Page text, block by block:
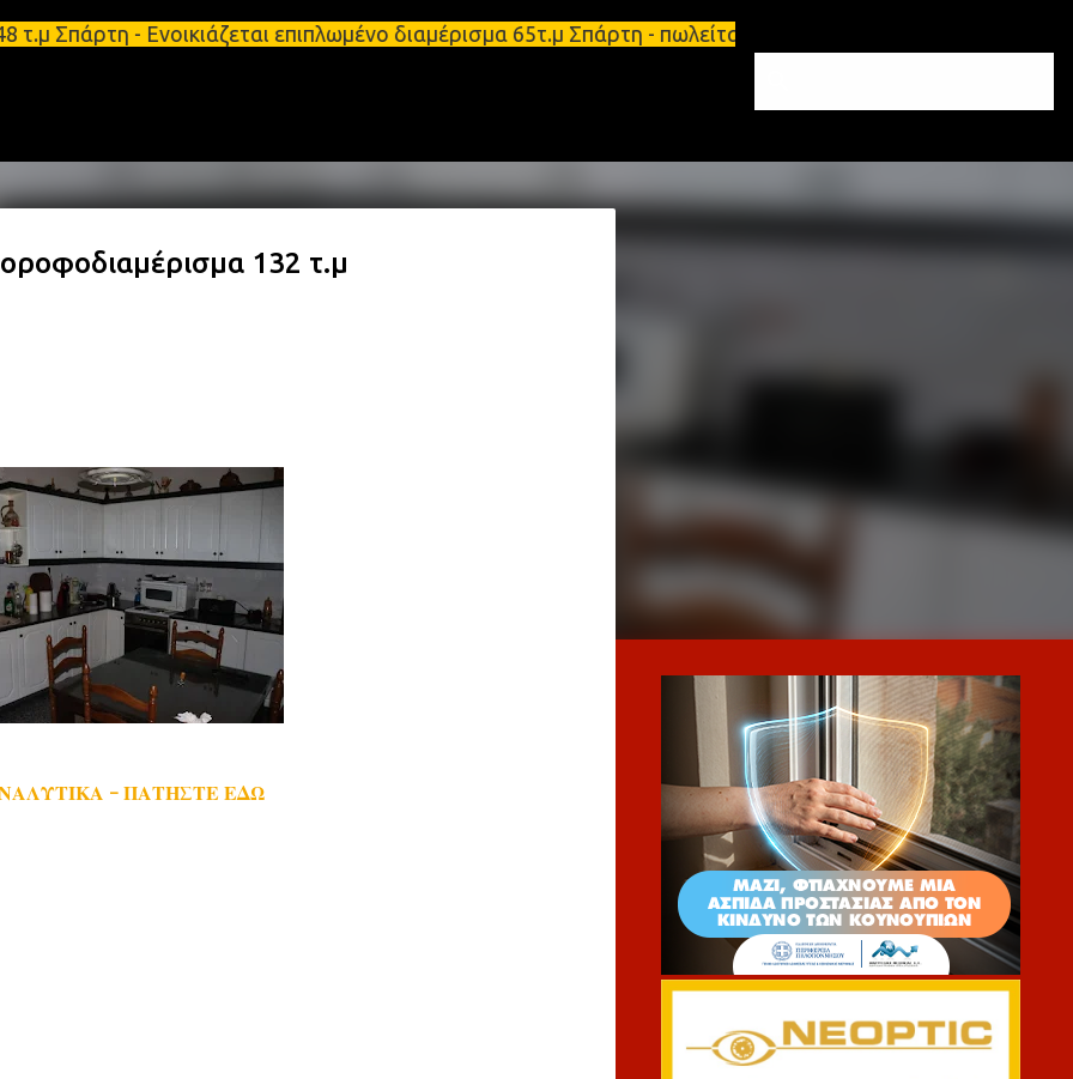
Μετάβαση στο κύριο περιεχόμενο
- Ενοικιάζεται επιπλωμένο διαμέρισμα 65τ.μ Σπάρτη - πωλείται τριάρι διαμέρισμα
132 τ.μ
- ΠΑΤΗΣΤΕ ΕΔΩ